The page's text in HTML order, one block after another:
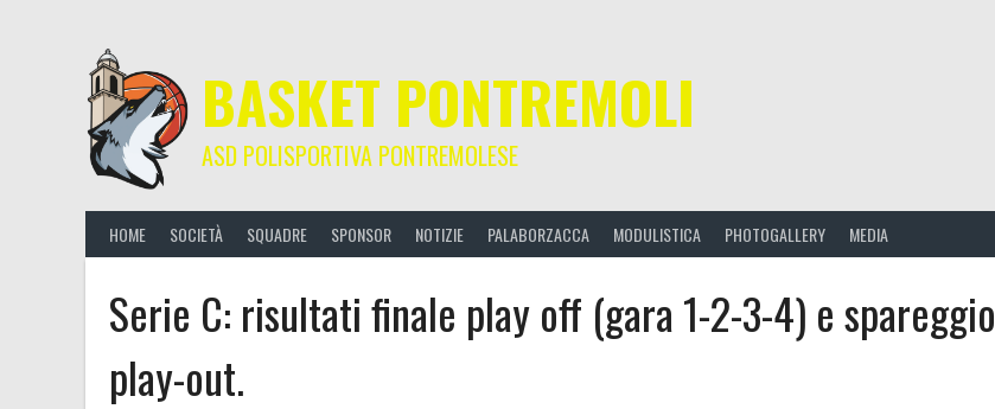
BASKET PONTREMOLI
ASD POLISPORTIVA PONTREMOLESE
HOME SOCIETÀ SQUADRE SPONSOR NOTIZIE PALABORZACCA MODULISTICA PHOTOGALLERY MEDIA
Serie C: risultati finale play off (gara 1-2-3-4) e spareggio
play-out.